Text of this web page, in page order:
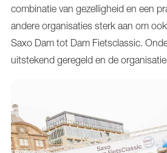
combinatie van gezelligheid en een
andere organisaties sterk aan om
Saxo Dam tot Dam Fietsclassic.
uitstekend geregeld en de